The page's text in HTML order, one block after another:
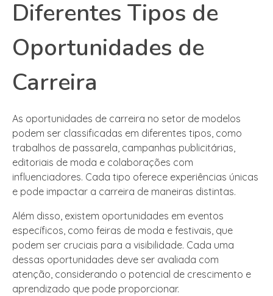
Diferentes Tipos de
Oportunidades de
Carreira
As oportunidades de carreira no setor de modelos
podem ser classificadas em diferentes tipos, como
trabalhos de passarela, campanhas publicitárias,
editoriais de moda e colaborações com
influenciadores. Cada tipo oferece experiências únicas
e pode impactar a carreira de maneiras distintas.
Além disso, existem oportunidades em eventos
específicos, como feiras de moda e festivais, que
podem ser cruciais para a visibilidade. Cada uma
dessas oportunidades deve ser avaliada com
atenção, considerando o potencial de crescimento e
aprendizado que pode proporcionar.